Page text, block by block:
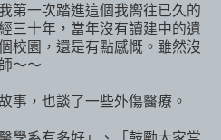
第一次踏進這個我嚮往已久的
三十年，當年沒有讀建中的遺
校園，還是有點感慨。雖然沒
～～
事，也談了一些外傷醫療。